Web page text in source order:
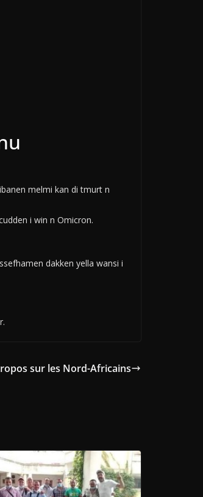
melmi kan di tmurt n
i win n Omicron.
dakken yella wansi i
sur les Nord-Africains